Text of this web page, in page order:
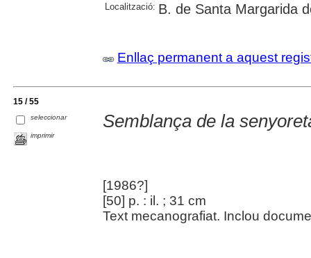
Localització: B. de Santa Margarida
Enllaç permanent a aquest
15 / 55
seleccionar
imprimir
Semblança de la
[1986?]
[50] p. : il. ; 31 cm
Text mecanografiat. Inclou